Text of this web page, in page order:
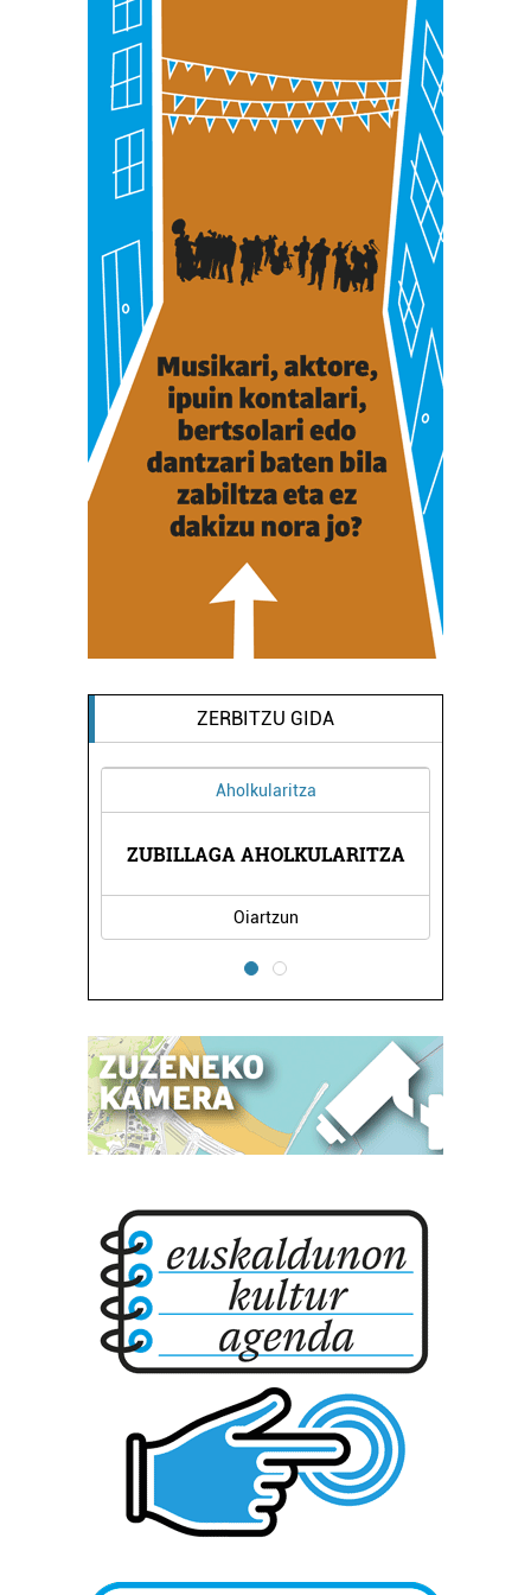
ZERBITZU GIDA
Aholkularitza
ZUBILLAGA AHOLKULARITZA
Oiartzun